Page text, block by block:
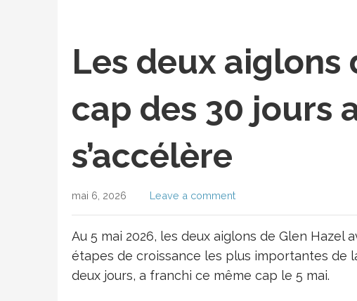
Les deux aiglons
cap des 30 jours
s’accélère
mai 6, 2026 Leave a comment
Au 5 mai 2026, les deux aiglons de Glen Hazel
étapes de croissance les plus importantes de
deux jours, a franchi ce même cap le 5 mai.